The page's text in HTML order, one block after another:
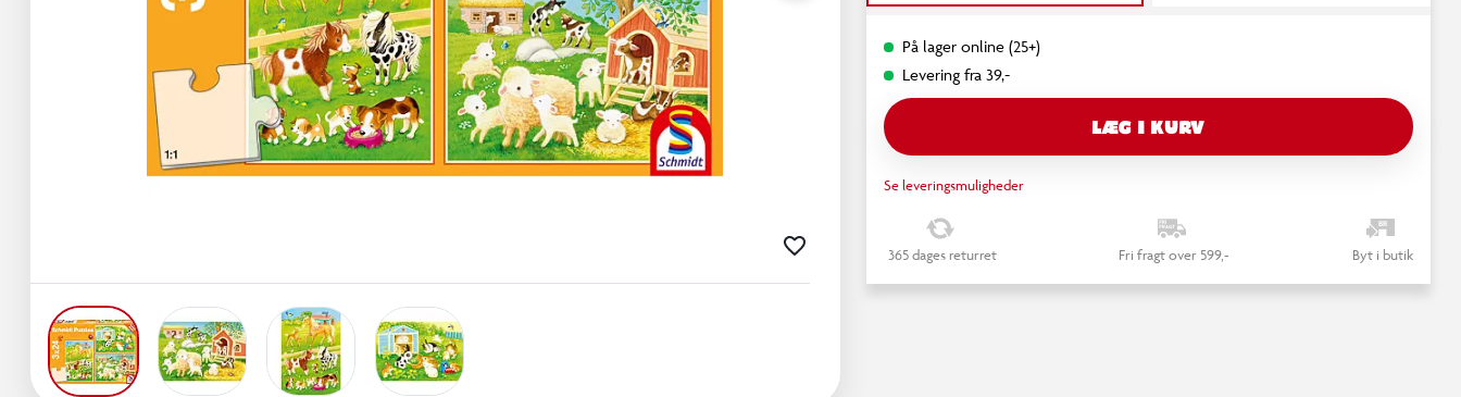
På lager online (25+)
Levering fra 39,-
LÆG I KURV
Se leveringsmuligheder
365 dages returret Fri fragt over 599,- Byt i butik